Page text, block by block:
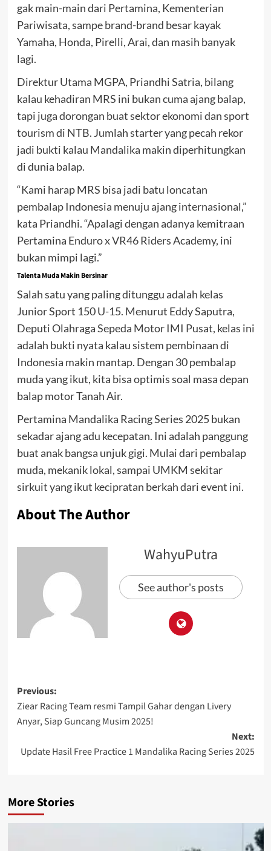
gak main-main dari Pertamina, Kementerian
Pariwisata, sampe brand-brand besar kayak
Yamaha, Honda, Pirelli, Arai, dan masih banyak
lagi.
Direktur Utama MGPA, Priandhi Satria, bilang
kalau kehadiran MRS ini bukan cuma ajang balap,
tapi juga dorongan buat sektor ekonomi dan sport
tourism di NTB. Jumlah starter yang pecah rekor
jadi bukti kalau Mandalika makin diperhitungkan
di dunia balap.
“Kami harap MRS bisa jadi batu loncatan
pembalap Indonesia menuju ajang internasional,”
kata Priandhi. “Apalagi dengan adanya kemitraan
Pertamina Enduro x VR46 Riders Academy, ini
bukan mimpi lagi.”
Talenta Muda Makin Bersinar
Salah satu yang paling ditunggu adalah kelas
Junior Sport 150 U-15. Menurut Eddy Saputra,
Deputi Olahraga Sepeda Motor IMI Pusat, kelas ini
adalah bukti nyata kalau sistem pembinaan di
Indonesia makin mantap. Dengan 30 pembalap
muda yang ikut, kita bisa optimis soal masa depan
balap motor Tanah Air.
Pertamina Mandalika Racing Series 2025 bukan
sekadar ajang adu kecepatan. Ini adalah panggung
buat anak bangsa unjuk gigi. Mulai dari pembalap
muda, mekanik lokal, sampai UMKM sekitar
sirkuit yang ikut kecipratan berkah dari event ini.
About The Author
WahyuPutra
See author's posts
Previous:
Ziear Racing Team resmi Tampil Gahar dengan Livery
Anyar, Siap Guncang Musim 2025!
Next:
Update Hasil Free Practice 1 Mandalika Racing Series 2025
More Stories